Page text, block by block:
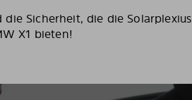
Sicherheit, die die Solarplexius
X1 bieten!